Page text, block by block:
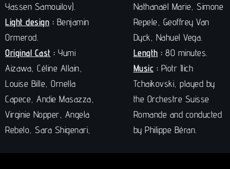
Yassen Samouilov).
Light design : Benjamin
Ormerod.
Original Cast : Yumi
Aizawa, Céline Allain,
Louise Bille, Ornella
Capece, Andie Masazza,
Virginie Nopper, Angela
Rebelo, Sara Shigenari,
Nathanaël Marie, Simone
Repele, Geoffrey Van
Dyck, Nahuel Vega.
Length : 80 minutes.
Music : Piotr Ilich
Tchaikovski, played by
the Orchestre Suisse
Romande and conducted
by Philippe Béran.